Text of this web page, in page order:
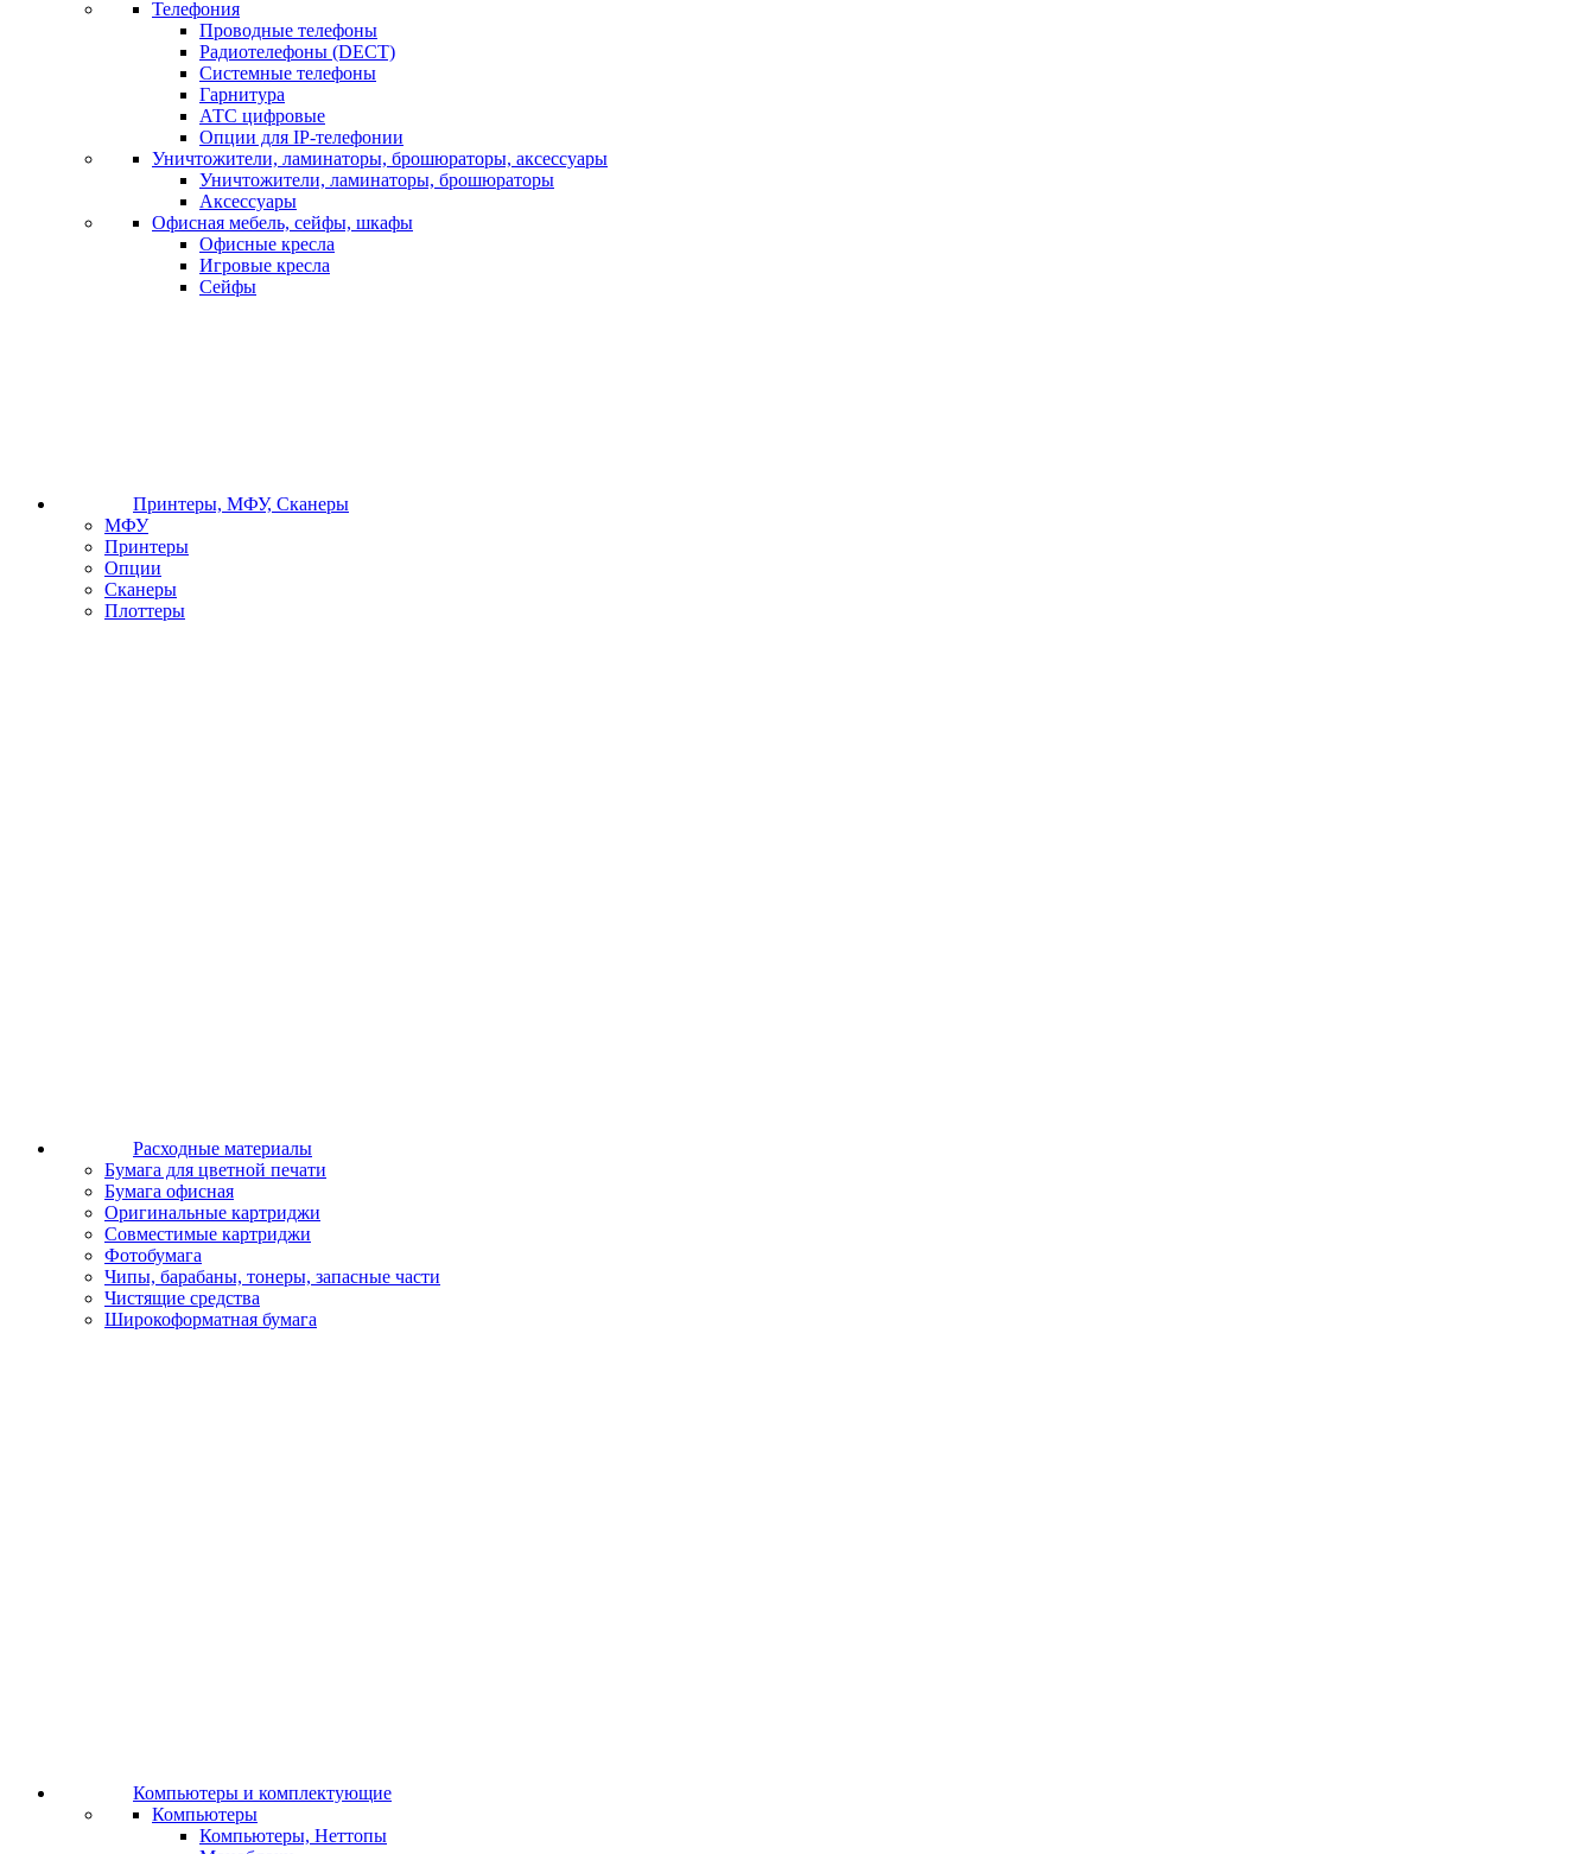
Телефония
Проводные телефоны
Радиотелефоны (DECT)
Системные телефоны
Гарнитура
АТС цифровые
Опции для IP-телефонии
Уничтожители, ламинаторы, брошюраторы, аксессуары
Уничтожители, ламинаторы, брошюраторы
Аксессуары
Офисная мебель, сейфы, шкафы
Офисные кресла
Игровые кресла
Сейфы
Принтеры, МФУ, Сканеры
МФУ
Принтеры
Опции
Сканеры
Плоттеры
Расходные материалы
Бумага для цветной печати
Бумага офисная
Оригинальные картриджи
Совместимые картриджи
Фотобумага
Чипы, барабаны, тонеры, запасные части
Чистящие средства
Широкоформатная бумага
Компьютеры и комплектующие
Компьютеры
Компьютеры, Неттопы